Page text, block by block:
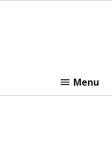
Menu